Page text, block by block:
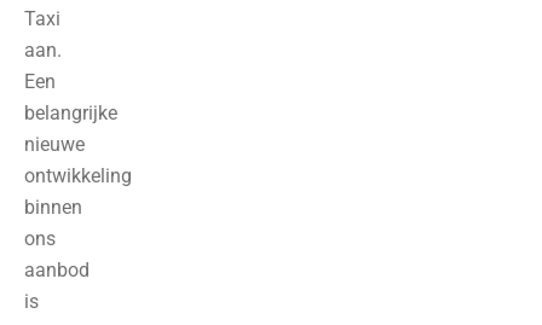
Taxi
aan.
Een
belangrijke
nieuwe
ontwikkeling
binnen
ons
aanbod
is